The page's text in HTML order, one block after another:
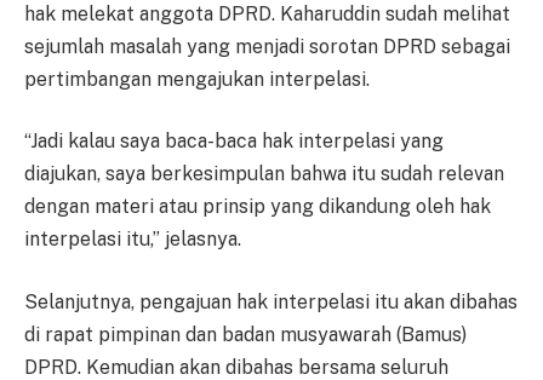
hak melekat anggota DPRD. Kaharuddin sudah melihat
sejumlah masalah yang menjadi sorotan DPRD sebagai
pertimbangan mengajukan interpelasi.
“Jadi kalau saya baca-baca hak interpelasi yang
diajukan, saya berkesimpulan bahwa itu sudah relevan
dengan materi atau prinsip yang dikandung oleh hak
interpelasi itu,” jelasnya.
Selanjutnya, pengajuan hak interpelasi itu akan dibahas
di rapat pimpinan dan badan musyawarah (Bamus)
DPRD. Kemudian akan dibahas bersama seluruh